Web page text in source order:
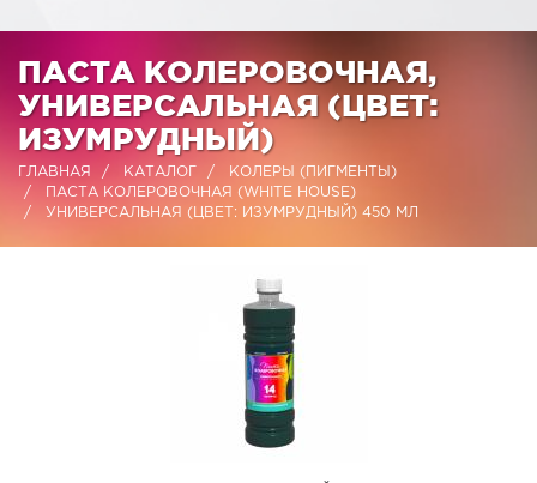
ПАСТА КОЛЕРОВОЧНАЯ,
УНИВЕРСАЛЬНАЯ (ЦВЕТ:
ИЗУМРУДНЫЙ)
ГЛАВНАЯ КАТАЛОГ
КОЛЕРЫ (ПИГМЕНТЫ)
ПАСТА КОЛЕРОВОЧНАЯ (WHITE HOUSE)
УНИВЕРСАЛЬНАЯ (ЦВЕТ: ИЗУМРУДНЫЙ) 450 МЛ